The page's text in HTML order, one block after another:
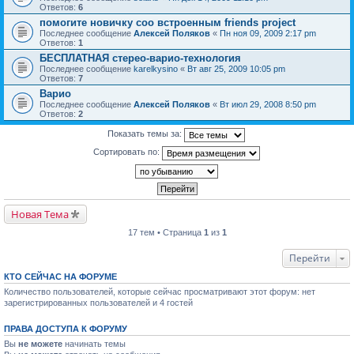
Ответов: 6
помогите новичку соо встроенным friends project
Последнее сообщение Алексей Поляков « Пн ноя 09, 2009 2:17 pm
Ответов: 1
БЕСПЛАТНАЯ стерео-варио-технология
Последнее сообщение karelkysino « Вт авг 25, 2009 10:05 pm
Ответов: 7
Варио
Последнее сообщение Алексей Поляков « Вт июл 29, 2008 8:50 pm
Ответов: 2
Показать темы за:
Сортировать по:
Новая Тема
17 тем • Страница 1 из 1
Перейти
КТО СЕЙЧАС НА ФОРУМЕ
Количество пользователей, которые сейчас просматривают этот форум: нет
зарегистрированных пользователей и 4 гостей
ПРАВА ДОСТУПА К ФОРУМУ
Вы не можете начинать темы